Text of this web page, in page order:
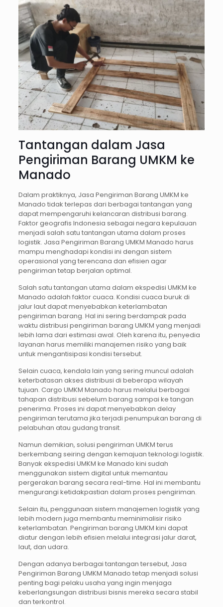
Tantangan dalam Jasa
Pengiriman Barang UMKM ke
Manado
Dalam praktiknya, Jasa Pengiriman Barang UMKM ke
Manado tidak terlepas dari berbagai tantangan yang
dapat mempengaruhi kelancaran distribusi barang.
Faktor geografis Indonesia sebagai negara kepulauan
menjadi salah satu tantangan utama dalam proses
logistik. Jasa Pengiriman Barang UMKM Manado harus
mampu menghadapi kondisi ini dengan sistem
operasional yang terencana dan efisien agar
pengiriman tetap berjalan optimal.
Salah satu tantangan utama dalam ekspedisi UMKM ke
Manado adalah faktor cuaca. Kondisi cuaca buruk di
jalur laut dapat menyebabkan keterlambatan
pengiriman barang. Hal ini sering berdampak pada
waktu distribusi pengiriman barang UMKM yang menjadi
lebih lama dari estimasi awal. Oleh karena itu, penyedia
layanan harus memiliki manajemen risiko yang baik
untuk mengantisipasi kondisi tersebut.
Selain cuaca, kendala lain yang sering muncul adalah
keterbatasan akses distribusi di beberapa wilayah
tujuan. Cargo UMKM Manado harus melalui berbagai
tahapan distribusi sebelum barang sampai ke tangan
penerima. Proses ini dapat menyebabkan delay
pengiriman terutama jika terjadi penumpukan barang di
pelabuhan atau gudang transit.
Namun demikian, solusi pengiriman UMKM terus
berkembang seiring dengan kemajuan teknologi logistik.
Banyak ekspedisi UMKM ke Manado kini sudah
menggunakan sistem digital untuk memantau
pergerakan barang secara real-time. Hal ini membantu
mengurangi ketidakpastian dalam proses pengiriman.
Selain itu, penggunaan sistem manajemen logistik yang
lebih modern juga membantu meminimalisir risiko
keterlambatan. Pengiriman barang UMKM kini dapat
diatur dengan lebih efisien melalui integrasi jalur darat,
laut, dan udara.
Dengan adanya berbagai tantangan tersebut, Jasa
Pengiriman Barang UMKM Manado tetap menjadi solusi
penting bagi pelaku usaha yang ingin menjaga
keberlangsungan distribusi bisnis mereka secara stabil
dan terkontrol.